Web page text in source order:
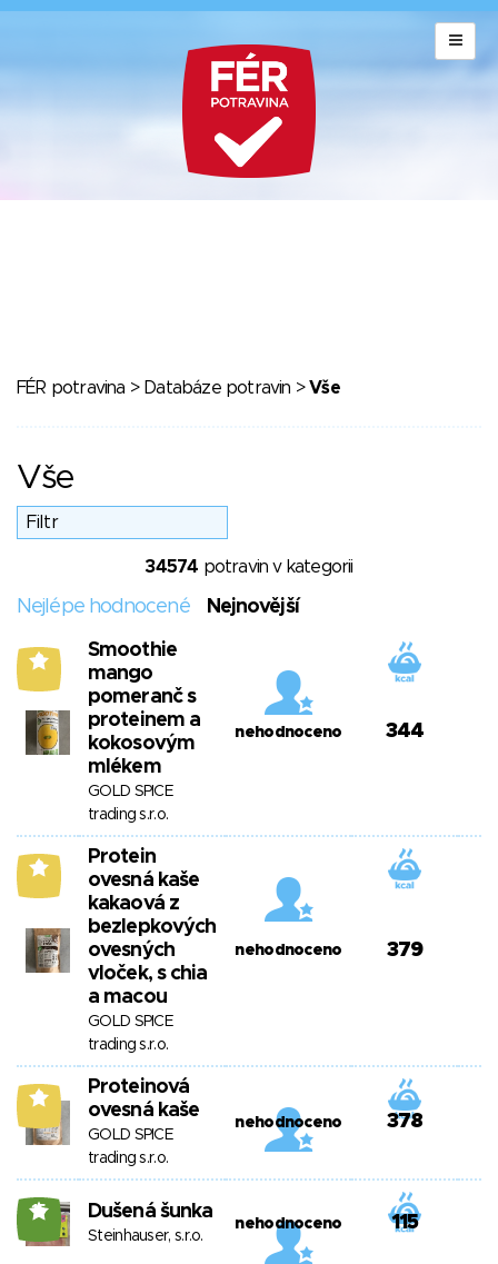
FÉR potravina > Databáze potravin >Vše
Vše
34574 potravin v kategorii
Nejlépe hodnocené Nejnovější
8
Smoothie
mango
pomeranč s
proteinem a
kokosovým
mlékem
GOLD SPICE
trading s.r.o.
nehodnoceno 344
8
Protein
ovesná kaše
kakaová z
bezlepkových
ovesných
vloček, s chia
a macou
GOLD SPICE
trading s.r.o.
nehodnoceno 379
8
Proteinová
ovesná kaše
GOLD SPICE
trading s.r.o.
nehodnoceno 378
15 Dušená šunka
Steinhauser, s.r.o.
nehodnoceno 115